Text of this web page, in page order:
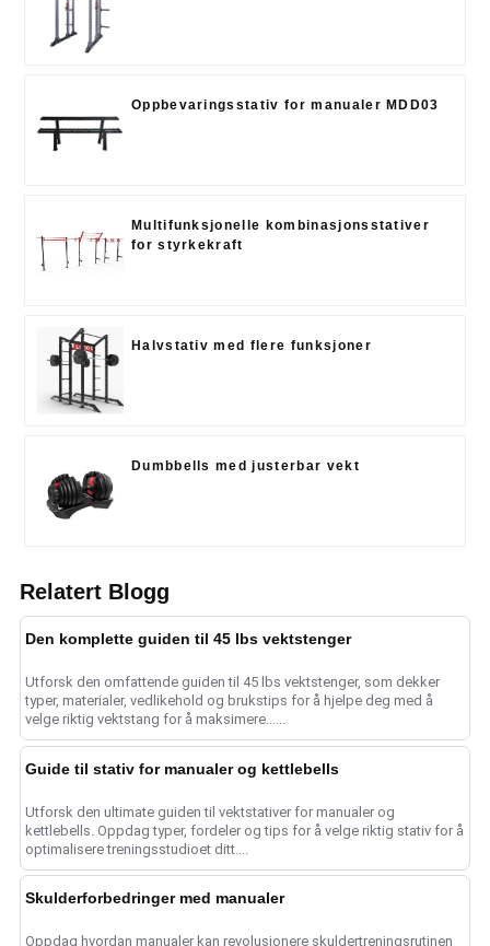
Oppbevaringsstativ for manualer MDD03
Multifunksjonelle kombinasjonsstativer
for styrkekraft
Halvstativ med flere funksjoner
Dumbbells med justerbar vekt
Relatert Blogg
Den komplette guiden til 45 lbs vektstenger
Utforsk den omfattende guiden til 45 lbs vektstenger, som dekker
typer, materialer, vedlikehold og brukstips for å hjelpe deg med å
velge riktig vektstang for å maksimere......
Guide til stativ for manualer og kettlebells
Utforsk den ultimate guiden til vektstativer for manualer og
kettlebells. Oppdag typer, fordeler og tips for å velge riktig stativ for å
optimalisere treningsstudioet ditt....
Skulderforbedringer med manualer
Oppdag hvordan manualer kan revolusjonere skuldertreningsrutinen